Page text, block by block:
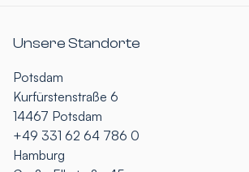
Unsere Standorte
Potsdam
Kurfürstenstraße 6
14467 Potsdam
+49 331 62 64 786 0
Hamburg